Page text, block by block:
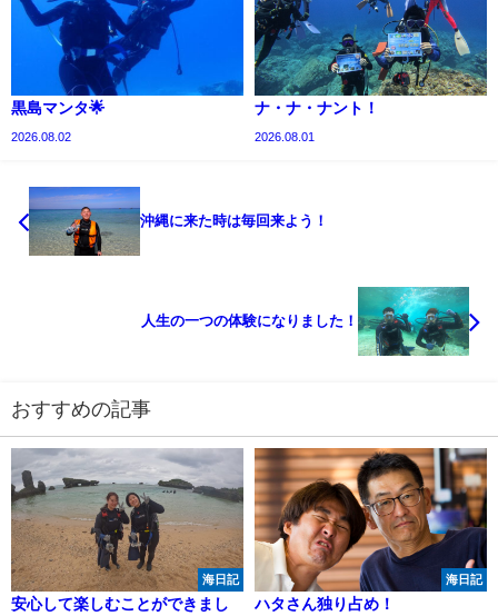
黒島マンタ🌟
2026.08.02
ナ・ナ・ナント！
2026.08.01
沖縄に来た時は毎回来よう！
人生の一つの体験になりました！
おすすめの記事
海日記
安心して楽しむことができまし
海日記
ハタさん独り占め！